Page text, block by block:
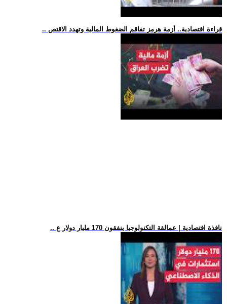
.. قراءة اقتصادية.. أزمة هرمز تفاقم الضغوط المالية وتهدد الاقتص
.. نافذة اقتصادية | عمالقة التكنولوجيا ينفقون 170 مليار دولار ع